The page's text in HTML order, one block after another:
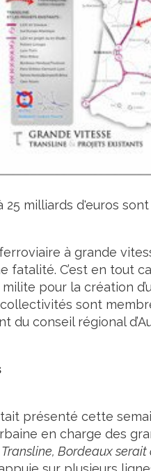
25 milliards d'euros
à grande
fatalité. C’est en tout
pour la création
sont
du conseil régional
présenté cette
en charge des
Bordeaux serait